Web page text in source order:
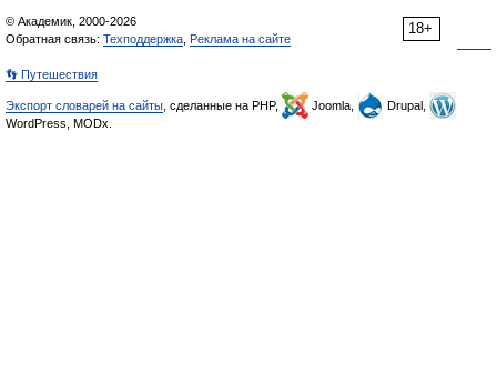
18+
© Академик, 2000-2026
Обратная связь: Техподдержка Реклама на сайте
👣 Путешествия
Экспорт словарей на сайты , сделанные на PHP, Joomla,
Drupal,
WordPress, MODx.